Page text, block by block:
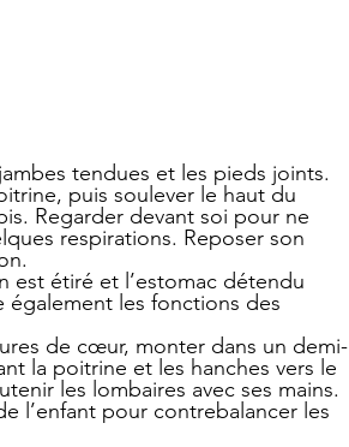
tendues et les pieds joints.
puis soulever le haut du
Regarder devant soi pour ne
respirations. Reposer son
est étiré et l’estomac détendu
les fonctions des
de cœur, monter dans un demi-
la poitrine et les hanches vers le
les lombaires avec ses mains.
l’enfant pour contrebalancer les